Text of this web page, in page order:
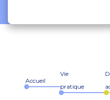
Accueil
Vie
pratique